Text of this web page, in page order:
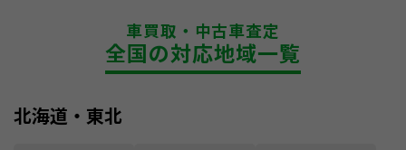
車買取・中古車査定
全国の対応地域一覧
北海道・東北